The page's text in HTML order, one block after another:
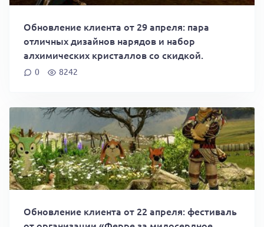
Обновление клиента от 29 апреля: пара
отличных дизайнов нарядов и набор
алхимических кристаллов со скидкой.
0 8242
Обновление клиента от 22 апреля: фестиваль